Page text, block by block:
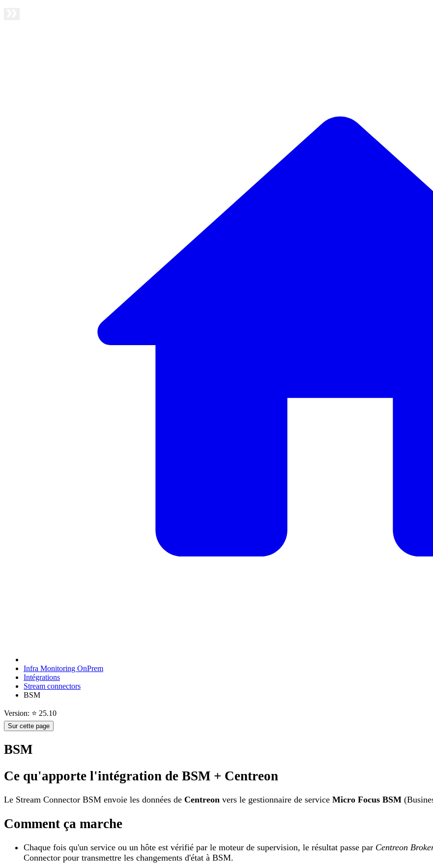
Infra Monitoring OnPrem
Intégrations
Stream connectors
BSM
Version: ⭐ 25.10
Sur cette page
BSM
Ce qu'apporte l'intégration de BSM + Centreon
Le Stream Connector BSM envoie les données de Centreon vers le gestionnaire de service Micro Focus BSM
Comment ça marche
Chaque fois qu'un service ou un hôte est vérifié par le moteur de supervision, le résultat passe par Centreon
Connector pour transmettre les changements d'état à BSM.